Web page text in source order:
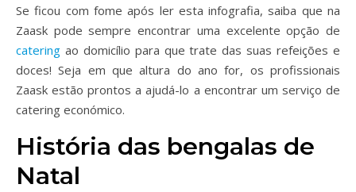
Se ficou com fome após ler esta infografia, saiba que na
Zaask pode sempre encontrar uma excelente opção de
catering ao domicílio para que trate das suas refeições e
doces! Seja em que altura do ano for, os profissionais
Zaask estão prontos a ajudá-lo a encontrar um serviço de
catering económico.
História das bengalas de
Natal